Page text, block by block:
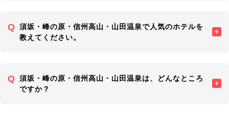
須坂・峰の原・信州高山・山田温泉で人気のホテルを
教えてください。
須坂・峰の原・信州高山・山田温泉は、どんなところ
ですか？